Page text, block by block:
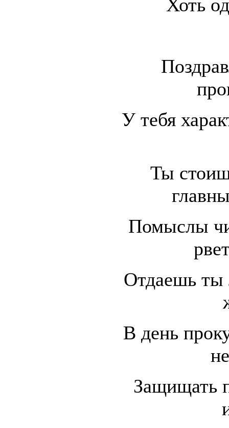
Хоть
У тебя
Ты
Помыслы
Отдаешь ты
В день
Защищать